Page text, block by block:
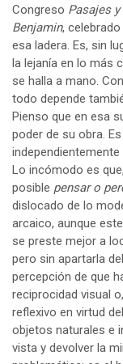
Congreso Pasajes
Benjamin,
esa ladera. Es, sin
la lejanía en lo más
se halla a mano.
todo depende
Pienso que en esa
poder de su obra.
Lo incómodo es
posible pensar o
dislocado de lo
arcaico, aunque
se preste mejor a
pero sin apartarla
percepción de que
reciprocidad visual
reflexivo en virtud
objetos naturales e
vista y devolver la